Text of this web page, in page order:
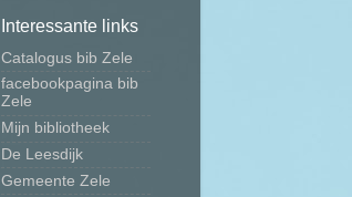
Interessante links
Catalogus bib Zele
facebookpagina bib
Zele
Mijn bibliotheek
De Leesdijk
Gemeente Zele